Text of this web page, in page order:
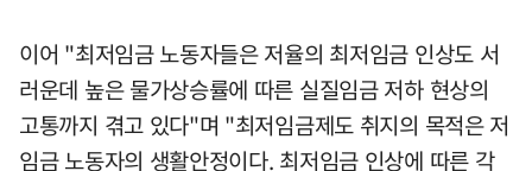
이어 "최저임금 노동자들은 저율의 최저임금 인상도 서
러운데 높은 물가상승률에 따른 실질임금 저하 현상의
고통까지 겪고 있다"며 "최저임금제도 취지의 목적은 저
임금 노동자의 생활안정이다. 최저임금 인상에 따른 각